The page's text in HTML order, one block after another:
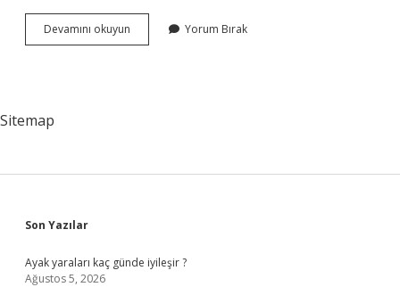
Devamını okuyun
Activity
Yorum Bırak
Sitemap
Sidebar
Son Yazılar
Ayak yaraları kaç günde iyileşir ?
Ağustos 5, 2026